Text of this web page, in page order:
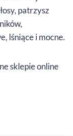
patrzysz
lśniące i mocne.
sklepie online